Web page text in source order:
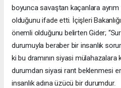
boyunca savaştan kaçanlara ayrım
olduğunu ifade etti. İçişleri
önemli olduğunu belirten Gider;
durumuyla beraber bir insanlık
ki bu dramının siyasi mülahazalara
durumdan siyasi rant beklenmesi
insanlık adına üzücü bir durumdur.